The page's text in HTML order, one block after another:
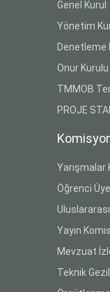
Genel Kurul
Yönetim
Denetleme
Onur Kurulu
TMMOB
PROJE
Yarışmalar
Öğrenci
Yayın
Mevzuat
Teknik